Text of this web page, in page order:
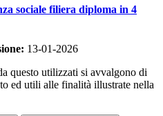
sociale filiera diploma in 4
13-01-2026
questo utilizzati si avvalgono di
ed utili alle finalità illustrate nella